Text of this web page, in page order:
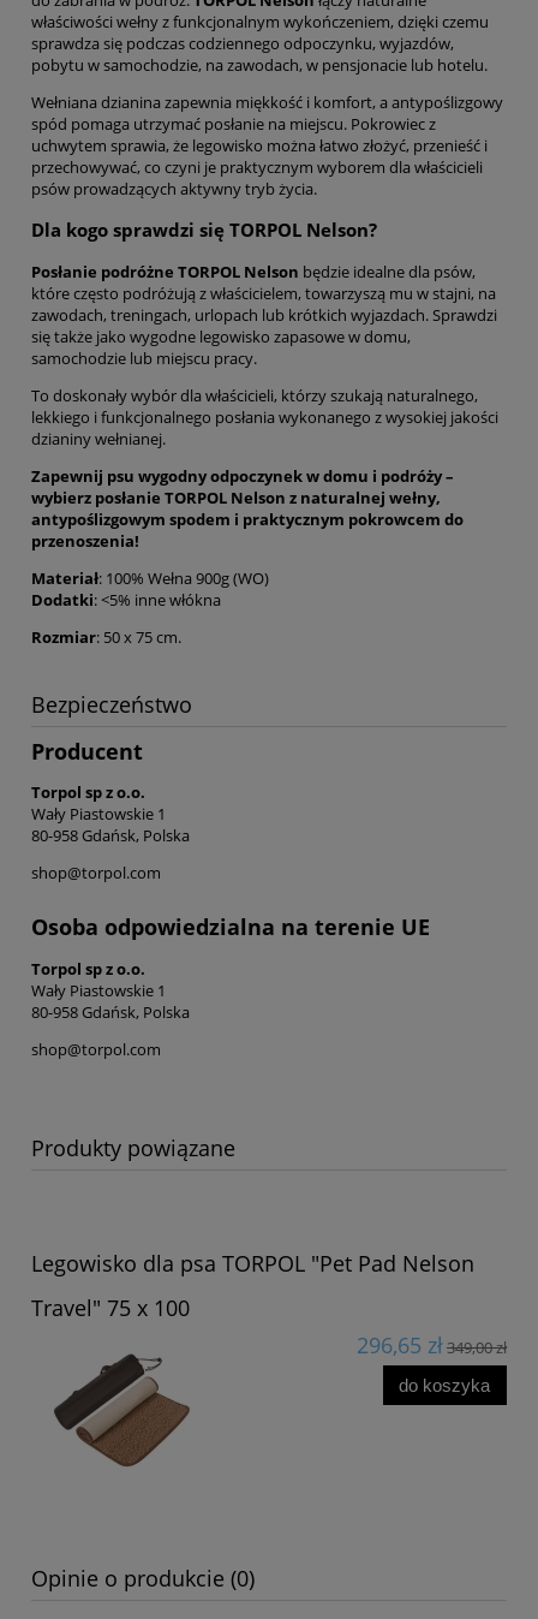
właściwości wełny z funkcjonalnym wykończeniem, dzięki czemu
sprawdza się podczas codziennego odpoczynku, wyjazdów,
pobytu w samochodzie, na zawodach, w pensjonacie lub hotelu.
Wełniana dzianina zapewnia miękkość i komfort, a antypoślizgowy
spód pomaga utrzymać posłanie na miejscu. Pokrowiec z
uchwytem sprawia, że legowisko można łatwo złożyć, przenieść i
przechowywać, co czyni je praktycznym wyborem dla właścicieli
psów prowadzących aktywny tryb życia.
Dla kogo sprawdzi się TORPOL Nelson?
Posłanie podróżne TORPOL Nelson będzie idealne dla psów,
które często podróżują z właścicielem, towarzyszą mu w stajni, na
zawodach, treningach, urlopach lub krótkich wyjazdach. Sprawdzi
się także jako wygodne legowisko zapasowe w domu,
samochodzie lub miejscu pracy.
To doskonały wybór dla właścicieli, którzy szukają naturalnego,
lekkiego i funkcjonalnego posłania wykonanego z wysokiej jakości
dzianiny wełnianej.
Zapewnij psu wygodny odpoczynek w domu i podróży –
wybierz posłanie TORPOL Nelson z naturalnej wełny,
antypoślizgowym spodem i praktycznym pokrowcem do
przenoszenia!
Materiał: 100% Wełna 900g (WO)
Dodatki: <5% inne włókna
Rozmiar: 50 x 75 cm.
Bezpieczeństwo
Producent
Torpol sp z o.o.
Wały Piastowskie 1
80-958 Gdańsk, Polska
shop@torpol.com
Osoba odpowiedzialna na terenie UE
Torpol sp z o.o.
Wały Piastowskie 1
80-958 Gdańsk, Polska
shop@torpol.com
Produkty powiązane
Legowisko dla psa TORPOL "Pet Pad Nelson
Travel" 75 x 100
296,65 zł349,00 zł
do koszyka
Opinie o produkcie (0)